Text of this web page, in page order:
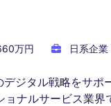
万円 日系企業
ジタル戦略をサポ
ナルサービス業